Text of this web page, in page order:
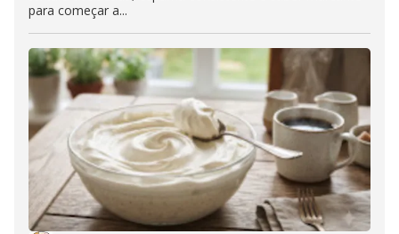
para começar a...